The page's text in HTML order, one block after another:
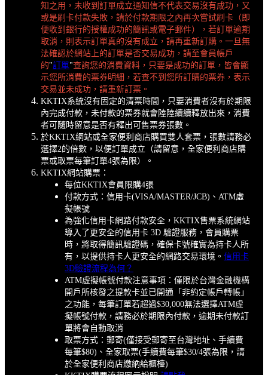
知之用，未收到訂單成立通知信不代表交易沒有成功，又
或是刷卡付款失敗，請於付款期限之內再次嘗試刷卡（即
便收到銀行的授權成功的簡訊或電子郵件），若訂單逾期
取消，則表示訂單真的沒有成立，請再重新訂購。一旦無
法確認於網站上的訂單是否交易成功，請至會員帳戶
的"訂單"查詢您的消費資料，只要是成功的訂單，皆會顯
示您所消費的票券明細，若查不到您所訂購的票券，表示
交易並未成功，請重新訂票。
KKTIX系統沒有固定的清票時間，只要消費者沒有於期限
內完成付款，未付款的票券就會陸陸續續釋放出來，消費
者可隨時留意是否有釋出可售票券張數。
於KKTIX網站或全家便利商店購買雙人套票，張數請務必
選擇2的倍數，以便訂單成立（請留意，全家便利商店購
票或取票每筆訂單4張為限）。
KKTIX網站購票：
每位KKTIX會員限購4張
付款方式：信用卡(VISA/MASTER/JCB)、ATM虛
擬帳號
為強化信用卡網路付款安全，KKTIX售票系統網站
導入了更安全的信用卡 3D 驗證服務，會員購票
時，將取得簡訊驗證碼，確保卡號確實為持卡人所
有，以提供持卡人更安全的網路交易環境。 信用卡
3D驗證流程為何？
ATM虛擬帳號付款注意事項：僅限於台灣金融機構
開戶所核發之提款卡並已開通「非約定帳戶轉帳」
之功能，每筆訂單若超過$30,000無法選擇ATM虛
擬帳號付款，請務必於期限內付款，逾期未付款訂
單將會自動取消
取票方式：郵寄(僅接受郵寄至台灣地址、手續費
每筆$80)、全家取票(手續費每筆$30/4張為限，請
於全家便利商店繳納給櫃檯)